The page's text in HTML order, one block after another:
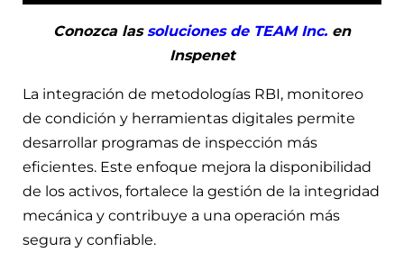
Conozca lassoluciones de TEAM Inc. en
Inspenet
La integración de metodologías RBI, monitoreo
de condición y herramientas digitales permite
desarrollar programas de inspección más
eficientes. Este enfoque mejora la disponibilidad
de los activos, fortalece la gestión de la integridad
mecánica y contribuye a una operación más
segura y confiable.